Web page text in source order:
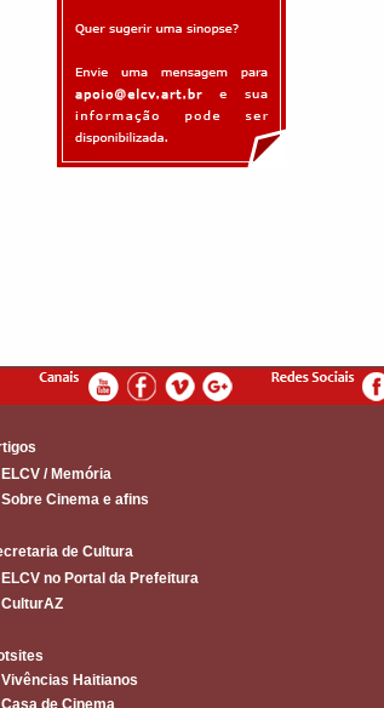
/ Memória
Cinema e afins
de Cultura
no Portal da Prefeitura
Haitianos
de Cinema